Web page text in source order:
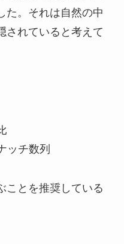
た。それは自然の中
されていると考えて
ッチ数列
ことを推奨している